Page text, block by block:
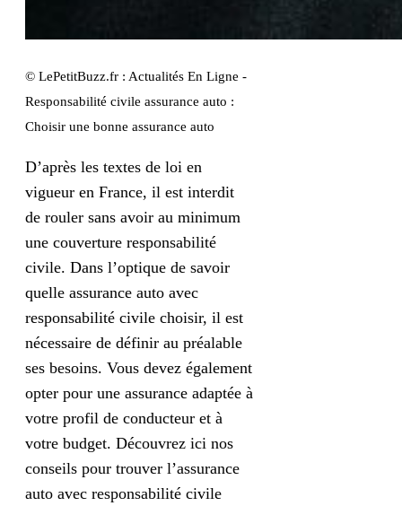
© LePetitBuzz.fr : Actualités En Ligne -
Responsabilité civile assurance auto :
Choisir une bonne assurance auto
D’après les textes de loi en
vigueur en France, il est interdit
de rouler sans avoir au minimum
une couverture responsabilité
civile. Dans l’optique de savoir
quelle assurance auto avec
responsabilité civile choisir, il est
nécessaire de définir au préalable
ses besoins. Vous devez également
opter pour une assurance adaptée à
votre profil de conducteur et à
votre budget. Découvrez ici nos
conseils pour trouver l’assurance
auto avec responsabilité civile